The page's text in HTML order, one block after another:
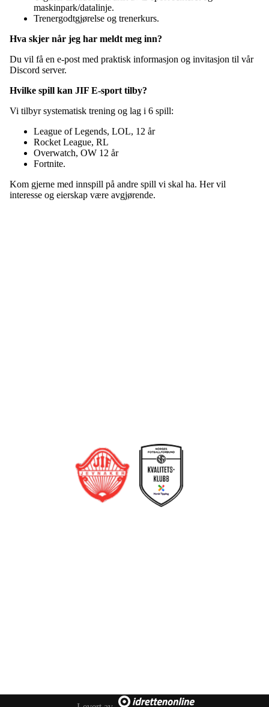
maskinpark/datalinje.
Trenergodtgjørelse og trenerkurs.
Hva skjer når jeg har meldt meg inn?
Du vil få en e-post med praktisk informasjon og invitasjon til vår
Discord server.
Hvilke spill kan JIF E-sport tilby?
Vi tilbyr systematisk trening og lag i 6 spill:
League of Legends, LOL, 12 år
Rocket League, RL
Overwatch, OW 12 år
Fortnite.
Kom gjerne med innspill på andre spill vi skal ha. Her vil
interesse og eierskap være avgjørende.